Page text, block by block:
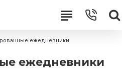
ежедневники
ежедневники